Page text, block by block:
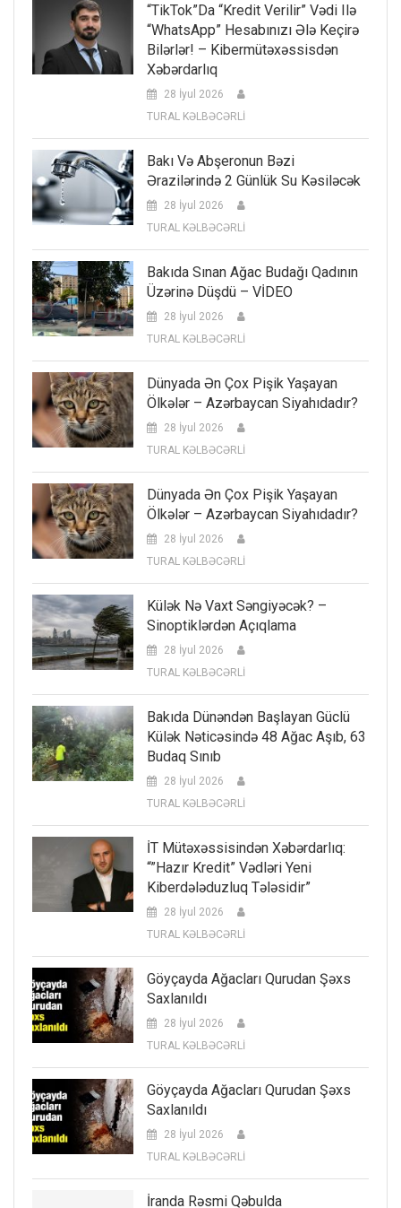
“TikTok”da “kredit Verilir” Vədi Ilə
“WhatsApp” Hesabınızı Ələ Keçirə
Bilərlər! – Kibermütəxəssisdən
Xəbərdarlıq
28 İyul 2026
TURAL KƏLBƏCƏRLİ
Bakı Və Abşeronun Bəzi
Ərazilərində 2 Günlük Su Kəsiləcək
28 İyul 2026
TURAL KƏLBƏCƏRLİ
Bakıda Sınan Ağac Budağı Qadının
Üzərinə Düşdü – VİDEO
28 İyul 2026
TURAL KƏLBƏCƏRLİ
Dünyada Ən Çox Pişik Yaşayan
Ölkələr – Azərbaycan Siyahıdadır?
28 İyul 2026
TURAL KƏLBƏCƏRLİ
Dünyada Ən Çox Pişik Yaşayan
Ölkələr – Azərbaycan Siyahıdadır?
28 İyul 2026
TURAL KƏLBƏCƏRLİ
Külək Nə Vaxt Səngiyəcək? –
Sinoptiklərdən Açıqlama
28 İyul 2026
TURAL KƏLBƏCƏRLİ
Bakıda Dünəndən Başlayan Güclü
Külək Nəticəsində 48 Ağac Aşıb, 63
Budaq Sınıb
28 İyul 2026
TURAL KƏLBƏCƏRLİ
İT Mütəxəssisindən Xəbərdarlıq:
“”Hazır Kredit” Vədləri Yeni
Kiberdələduzluq Tələsidir”
28 İyul 2026
TURAL KƏLBƏCƏRLİ
Göyçayda Ağacları Qurudan Şəxs
Saxlanıldı
28 İyul 2026
TURAL KƏLBƏCƏRLİ
Göyçayda Ağacları Qurudan Şəxs
Saxlanıldı
28 İyul 2026
TURAL KƏLBƏCƏRLİ
İranda Rəsmi Qəbulda